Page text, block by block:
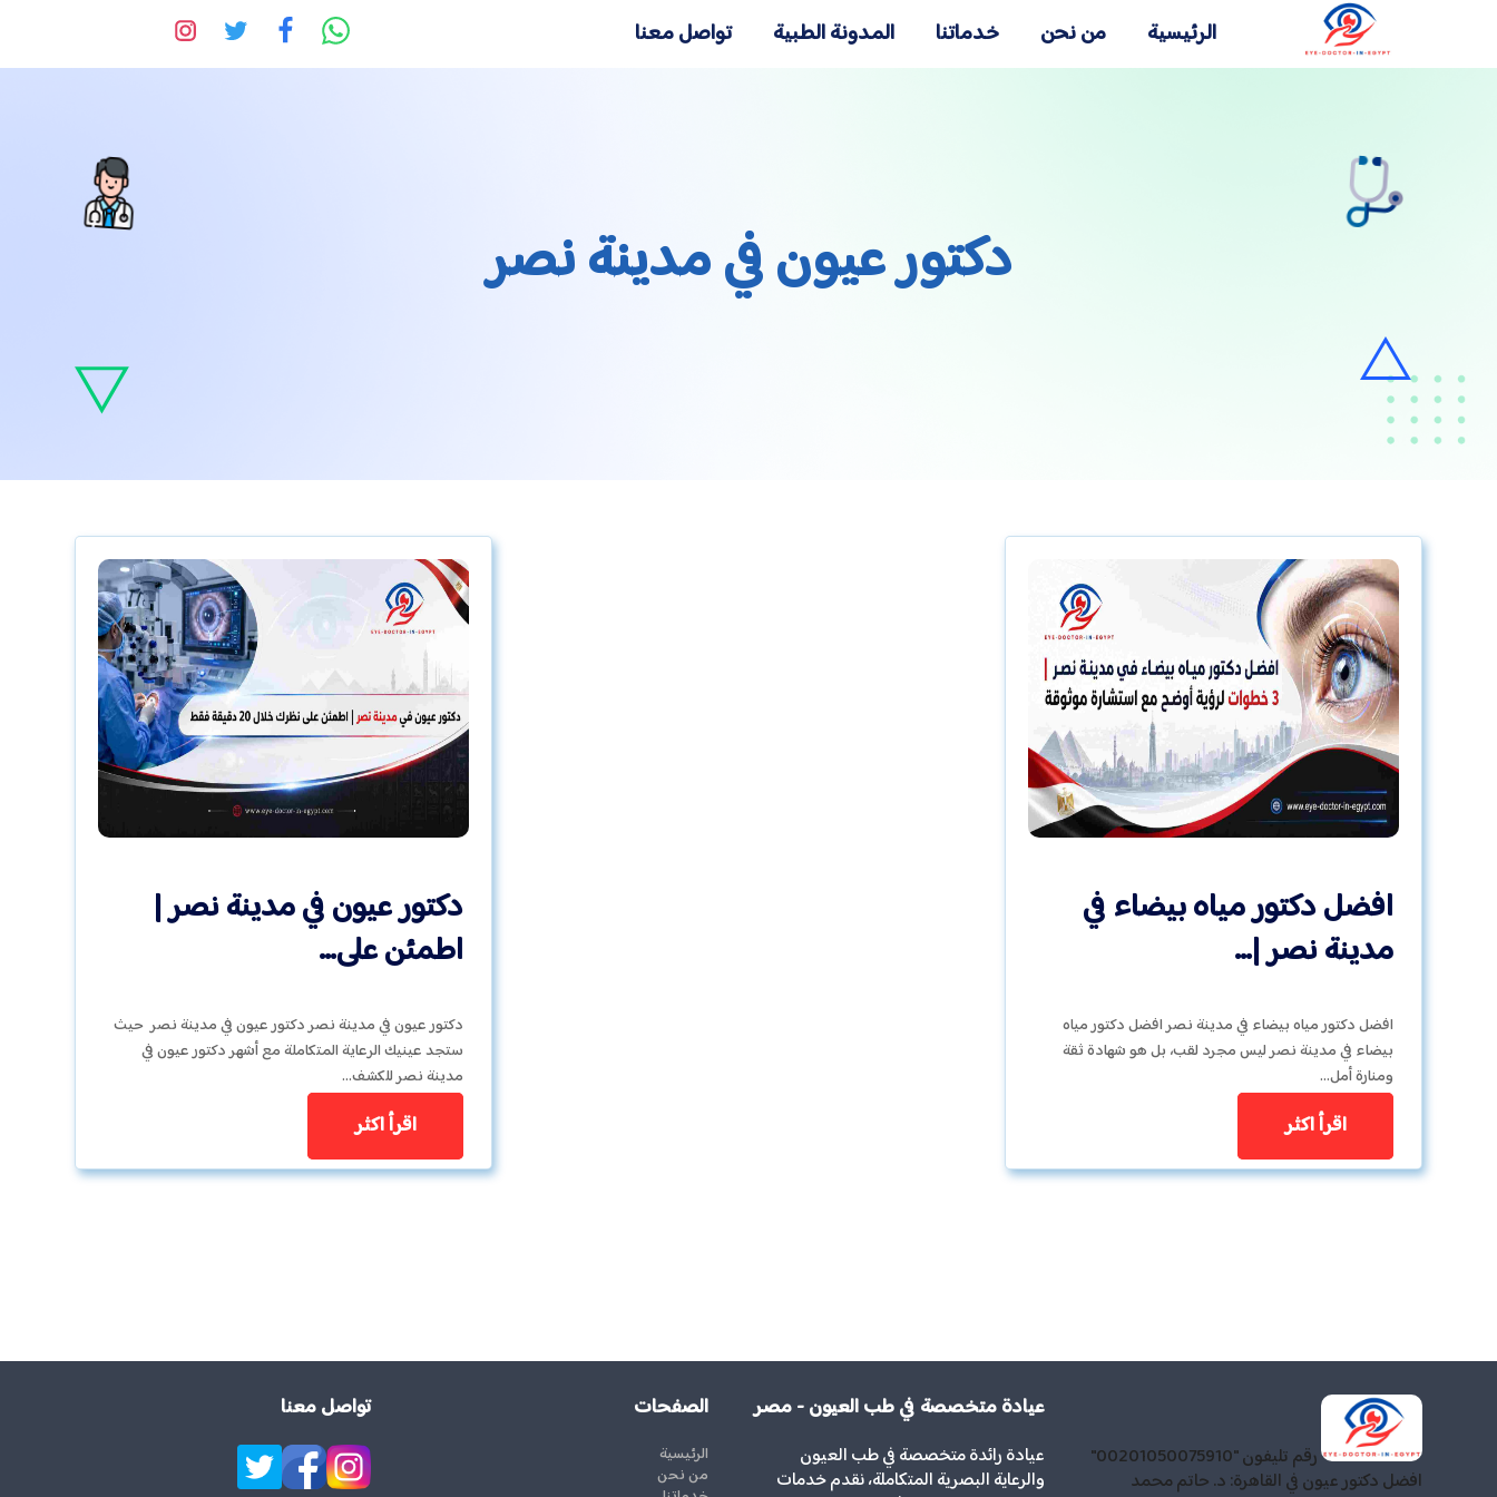
الرئيسية من نحن خدماتنا المدونة الطبية تواصل معنا
دكتور عيون في مدينة نصر
افضل دكتور مياه بيضاء في
مدينة نصر |…
افضل دكتور مياه بيضاء في مدينة نصر افضل دكتور مياه
بيضاء في مدينة نصر ليس مجرد لقب، بل هو شهادة ثقة
ومنارة أمل…
اقرأ اكثر
دكتور عيون في مدينة نصر |
اطمئن على…
دكتور عيون في مدينة نصر دكتور عيون في مدينة نصر حيث
ستجد عينيك الرعاية المتكاملة مع أشهر دكتور عيون في
مدينة نصر للكشف…
اقرأ اكثر
رقم تليفون "00201050075910"
افضل دكتور عيون في القاهرة: د. حاتم محمد
عيادة متخصصة في طب العيون - مصر
عيادة رائدة متخصصة في طب العيون
والرعاية البصرية المتكاملة، نقدم خدمات
الصفحات
الرئيسية
من نحن
تواصل معنا